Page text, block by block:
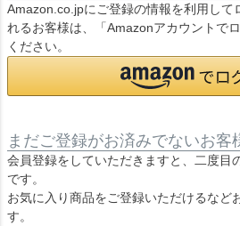
Amazon.co.jpにご登録の情報を利用して
れるお客様は、「Amazonアカウントで
ください。
まだご登録がお済みでないお客
会員登録をしていただきますと、二度目
です。
お気に入り商品をご登録いただけるなど
す。